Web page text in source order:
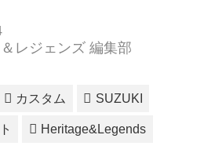
レジェンズ 編集部
カスタム SUZUKI
Heritage&Legends